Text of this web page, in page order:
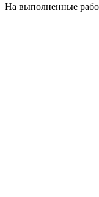
На выполненные